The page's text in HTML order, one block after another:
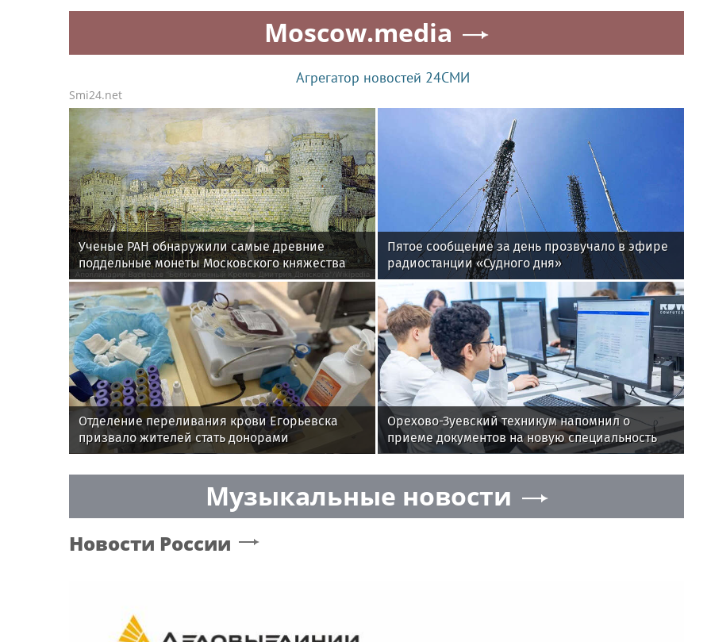
Moscow.media
Агрегатор новостей 24СМИ
Smi24.net
Ученые РАН обнаружили самые древние
поддельные монеты Московского княжества
Пятое сообщение за день прозвучало в эфире
радиостанции «Судного дня»
Отделение переливания крови Егорьевска
призвало жителей стать донорами
Орехово-Зуевский техникум напомнил о
приеме документов на новую специальность
Музыкальные новости
Новости России